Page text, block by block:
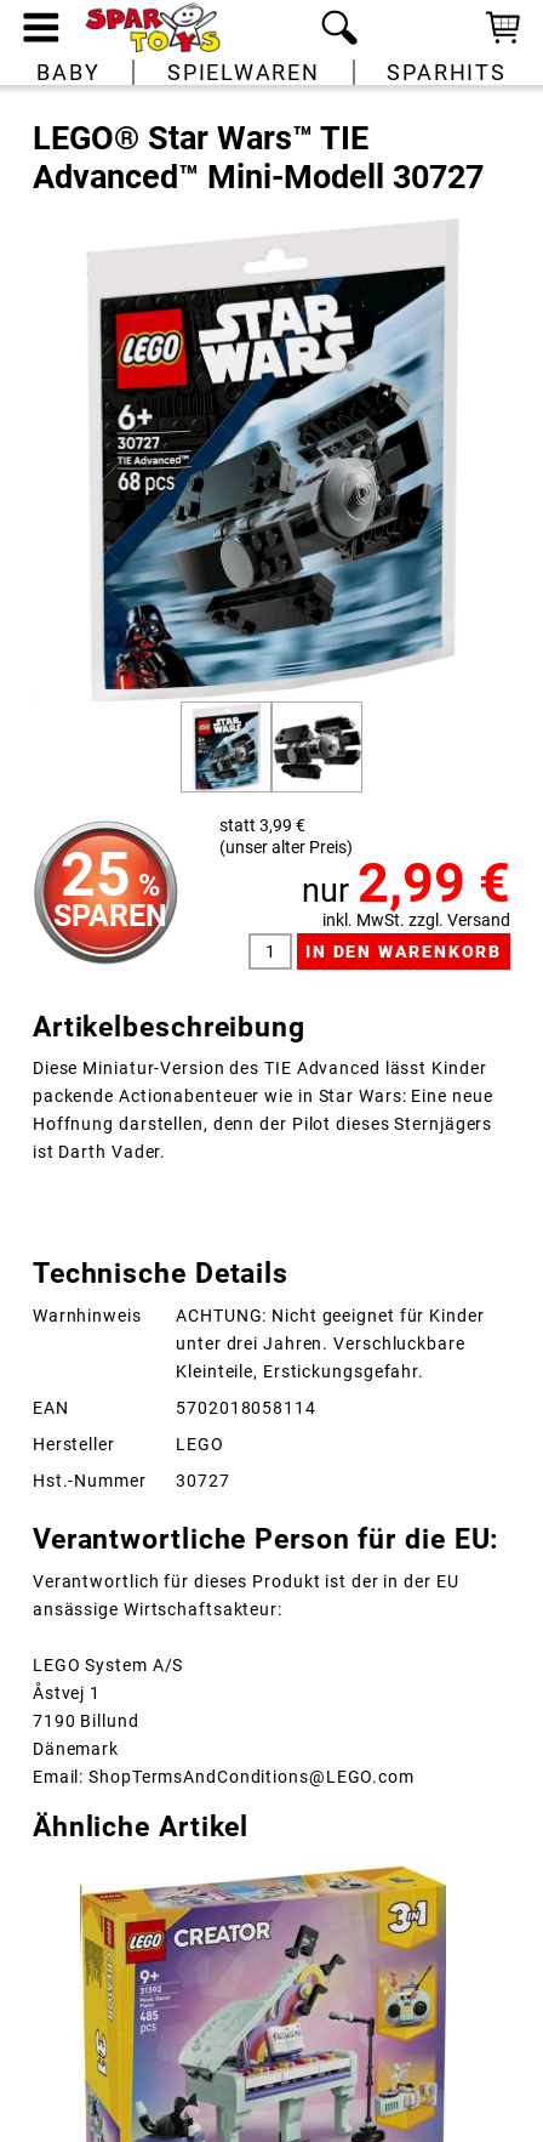
BABY SPIELWAREN SPARHITS
LEGO® Star Wars™ TIE
Advanced™ Mini-Modell 30727
25 %
SPAREN
statt 3,99 €
(unser alter Preis)
nur 2,99 €
inkl. MwSt. zzgl. Versand
Artikelbeschreibung
Diese Miniatur-Version des TIE Advanced lässt Kinder
packende Actionabenteuer wie in Star Wars: Eine neue
Hoffnung darstellen, denn der Pilot dieses Sternjägers
ist Darth Vader.
Technische Details
Warnhinweis
ACHTUNG: Nicht geeignet für Kinder
unter drei Jahren. Verschluckbare
Kleinteile, Erstickungsgefahr.
EAN
5702018058114
Hersteller
LEGO
Hst.-Nummer
30727
Verantwortliche Person für die EU:
Verantwortlich für dieses Produkt ist der in der EU
ansässige Wirtschaftsakteur:
LEGO System A/S
Åstvej 1
7190 Billund
Dänemark
Email: ShopTermsAndConditions@LEGO.com
Ähnliche Artikel